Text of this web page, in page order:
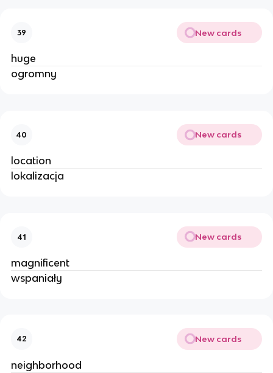
39 New cards
huge
ogromny
40 New cards
location
lokalizacja
41 New cards
magnificent
wspaniały
42 New cards
neighborhood